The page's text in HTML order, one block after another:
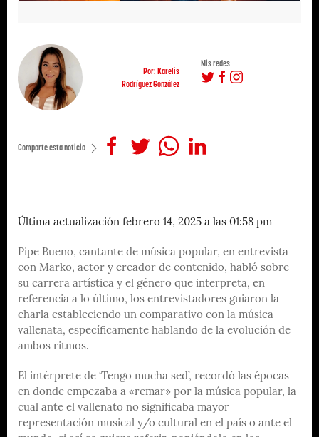
Por: Karelis
Rodríguez González
Mis redes
Comparte esta noticia
Última actualización febrero 14, 2025 a las 01:58 pm
Pipe Bueno, cantante de música popular, en entrevista
con Marko, actor y creador de contenido, habló sobre
su carrera artística y el género que interpreta, en
referencia a lo último, los entrevistadores guiaron la
charla estableciendo un comparativo con la música
vallenata, específicamente hablando de la evolución de
ambos ritmos.
El intérprete de ‘Tengo mucha sed’, recordó las épocas
en donde empezaba a «remar» por la música popular, la
cual ante el vallenato no significaba mayor
representación musical y/o cultural en el país o ante el